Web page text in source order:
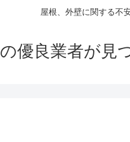
屋根、外壁に関する不
優良業者が見